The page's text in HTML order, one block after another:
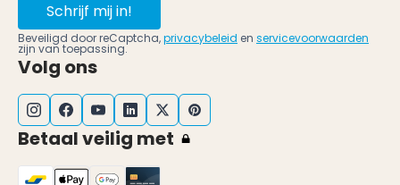
Schrijf mij in!
Beveiligd door reCaptcha,privacybeleid en servicevoorwaarden
zijn van toepassing.
Volg ons
Betaal veilig met